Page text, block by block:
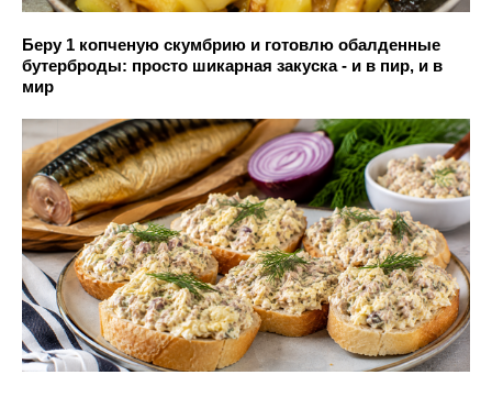
Беру 1 копченую скумбрию и готовлю обалденные
бутерброды: просто шикарная закуска - и в пир, и в
мир